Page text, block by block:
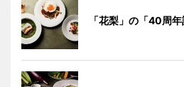
「花梨」の「40周年